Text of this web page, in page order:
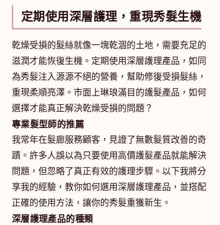
定期使用深層護理，重現秀髮生機
乾燥受損的髮絲就像一塊乾涸的土地，需要充足的
滋潤才能恢復生機。定期使用深層護理產品，如同
為秀髮注入源源不絕的營養，幫助修復受損髮絲，
重現柔順亮澤。市面上琳琅滿目的護髮產品，如何
選擇才能真正解決乾燥受損的問題？
專業髮型師的推薦
我常年在髮廊服務顧客，見證了無數髮質改善的奇
蹟。許多人誤以為只要使用高價護髮產品就能解決
問題，但忽略了真正有效的護理步驟。以下我將分
享我的經驗，教你如何選用深層護理產品，並搭配
正確的使用方法，讓你的秀髮重獲新生。
深層護理產品的種類